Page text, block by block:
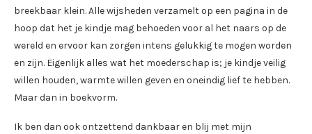
breekbaar klein. Alle wijsheden verzamelt op een pagina in de
hoop dat het je kindje mag behoeden voor al het naars op de
wereld en ervoor kan zorgen intens gelukkig te mogen worden
en zijn. Eigenlijk alles wat het moederschap is; je kindje veilig
willen houden, warmte willen geven en oneindig lief te hebben.
Maar dan in boekvorm.
Ik ben dan ook ontzettend dankbaar en blij met mijn